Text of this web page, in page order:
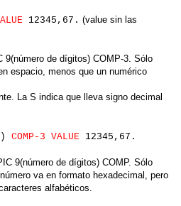
12345,67. (value sin las
9(número de dígitos) COMP-3. Sólo
espacio, menos que un numérico
La S indica que lleva signo decimal
COMP-3 VALUE 12345,67.
9(número de dígitos) COMP. Sólo
va en formato hexadecimal, pero
alfabéticos.